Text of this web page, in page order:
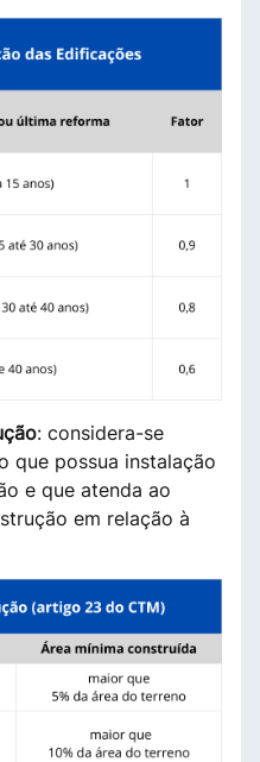
: considera-se
que possua instalação
e que atenda ao
em relação à